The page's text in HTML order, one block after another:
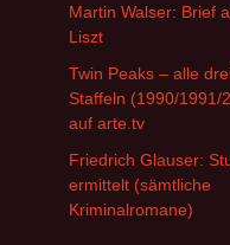
Martin Walser: Brief
Liszt
Twin Peaks – alle
Staffeln (1990/1991/
auf arte.tv
Friedrich Glauser:
ermittelt (sämtliche
Kriminalromane)